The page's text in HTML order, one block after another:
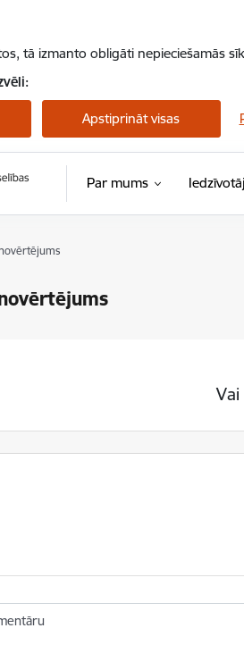
tā izmanto obligāti nepieciešamās
Apstiprināt visas
Par mums
noderīga?